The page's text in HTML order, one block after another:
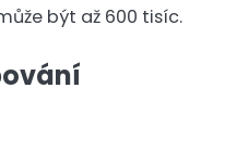
být až 600 tisíc.